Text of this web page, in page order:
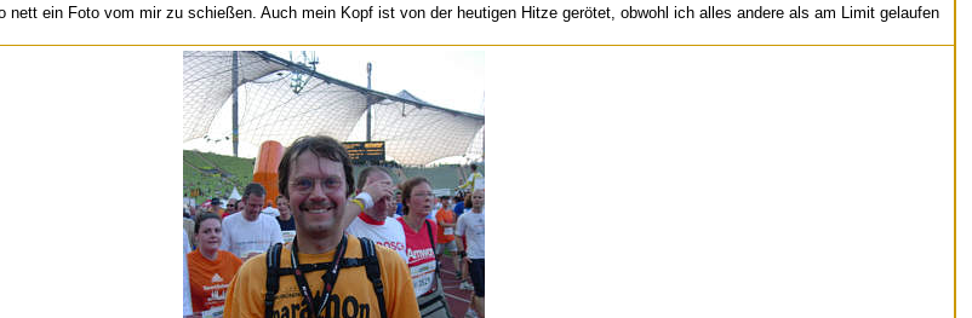
nett ein Foto vom mir zu schießen. Auch mein Kopf ist von der heutigen Hitze gerötet, obwohl ich alles andere als am Limit gelaufen